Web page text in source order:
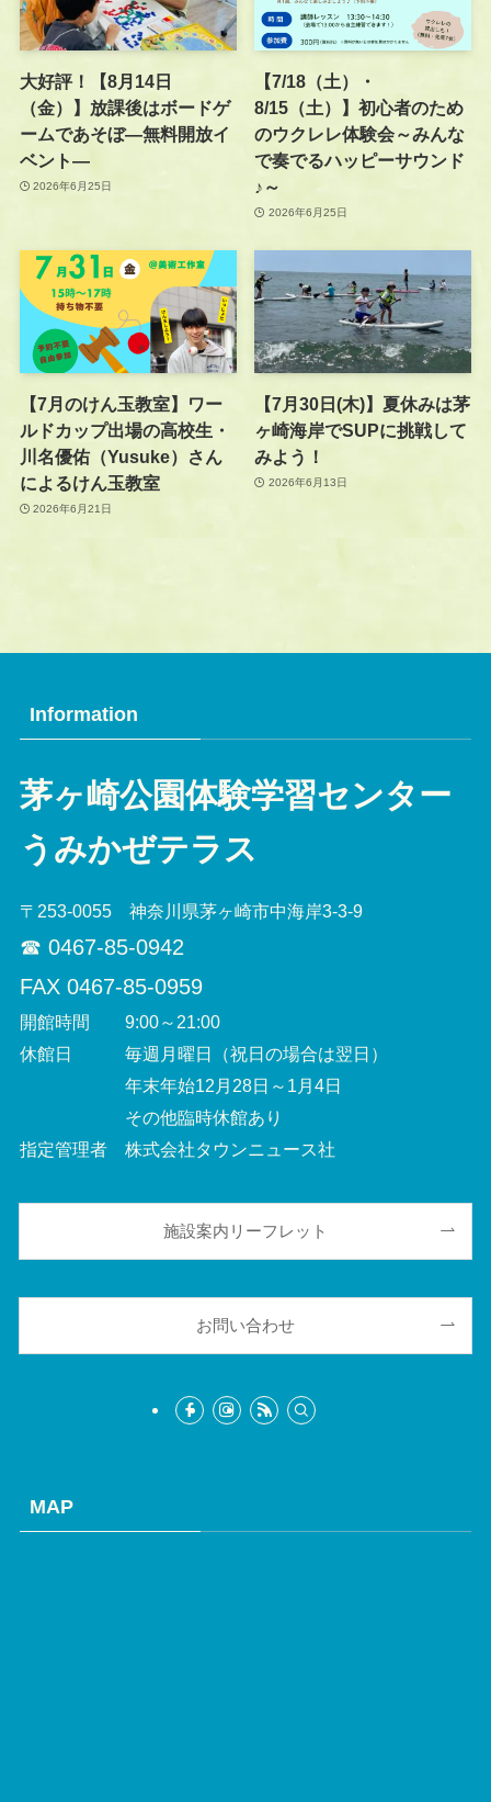
大好評！【8月14日
（金）】放課後はボードゲ
ームであそぼ―無料開放イ
ベント―
2026年6月25日
【7/18（土）・
8/15（土）】初心者のため
のウクレレ体験会～みんな
で奏でるハッピーサウンド
♪～
2026年6月25日
【7月のけん玉教室】ワー
ルドカップ出場の高校生・
川名優佑（Yusuke）さん
によるけん玉教室
2026年6月21日
【7月30日(木)】夏休みは茅
ヶ崎海岸でSUPに挑戦して
みよう！
2026年6月13日
Information
茅ヶ崎公園体験学習センター
うみかぜテラス
〒253-0055 神奈川県茅ヶ崎市中海岸3-3-9
☎︎ 0467-85-0942
FAX 0467-85-0959
開館時間 9:00～21:00
休館日 毎週月曜日（祝日の場合は翌日）
年末年始12月28日～1月4日
その他臨時休館あり
指定管理者 株式会社タウンニュース社
施設案内リーフレット
お問い合わせ
MAP